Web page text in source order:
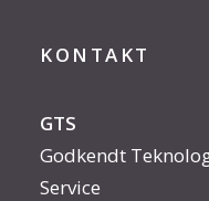
KONTAKT
GTS
Godkendt
Service